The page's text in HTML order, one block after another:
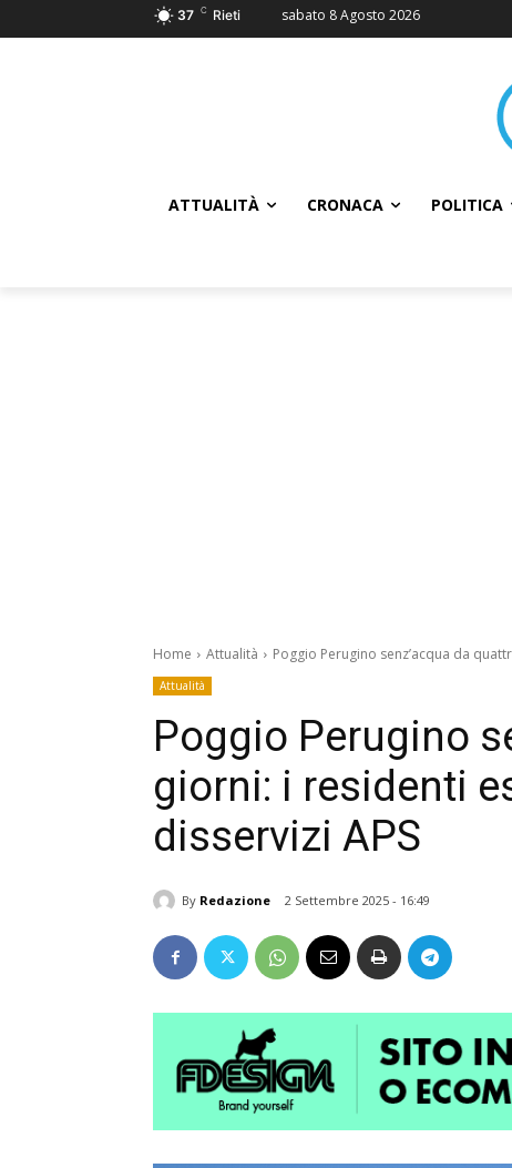
37 C Rieti sabato 8 Agosto 2026
ATTUALITÀ CRONACA POLITICA
Home Attualità Poggio Perugino senz’acqua da
Attualità
Poggio Perugino
giorni: i residenti
disservizi APS
By Redazione 2 Settembre 2025 - 16:49